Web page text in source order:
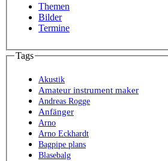
Themen
Bilder
Termine
Tags
Akustik
Amateur instrument maker
Andreas Rogge
Anfänger
Arno
Arno Eckhardt
Bagpipe plans
Blasebalg